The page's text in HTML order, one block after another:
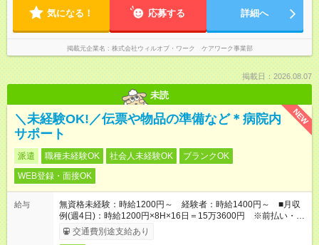
気になる！ 応募する 詳細へ
掲載元企業名 株式会社ウィルオブ・ワーク ケアワーク事業部
掲載日：2026.08.07
未読
NEW
＼未経験OK!／伝票や物品の準備など＊病院内
サポート
派遣 職種未経験OK 社会人未経験OK
ブランクOK
WEB登録・面接OK
給与
無資格未経験：時給1200円～ 経験者：時給1400円～ ■月収
例(週4日)：時給1200円×8H×16日＝15万3600円 ※前払い・日
払い・週払いOK
交通費別途支給あり